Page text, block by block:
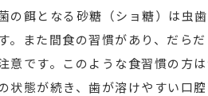
の餌となる砂糖（ショ糖）は虫
。また間食の習慣があり、だら
意です。このような食習慣の方
状態が続き、歯が溶けやすい口腔